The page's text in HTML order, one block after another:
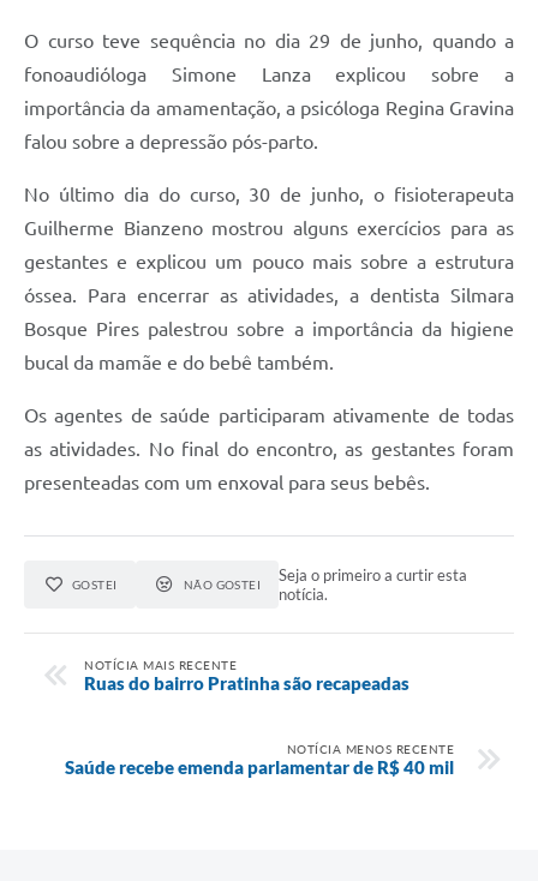
O curso teve sequência no dia 29 de junho, quando a
fonoaudióloga Simone Lanza explicou sobre a
importância da amamentação, a psicóloga Regina Gravina
falou sobre a depressão pós-parto.
No último dia do curso, 30 de junho, o fisioterapeuta
Guilherme Bianzeno mostrou alguns exercícios para as
gestantes e explicou um pouco mais sobre a estrutura
óssea. Para encerrar as atividades, a dentista Silmara
Bosque Pires palestrou sobre a importância da higiene
bucal da mamãe e do bebê também.
Os agentes de saúde participaram ativamente de todas
as atividades. No final do encontro, as gestantes foram
presenteadas com um enxoval para seus bebês.
GOSTEI NÃO GOSTEI
Seja o primeiro a curtir esta
notícia.
NOTÍCIA MAIS RECENTE
Ruas do bairro Pratinha são recapeadas
NOTÍCIA MENOS RECENTE
Saúde recebe emenda parlamentar de R$ 40 mil